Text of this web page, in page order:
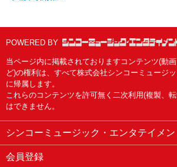
POWERED BY
当ページ内に掲載されておりますコンテンツ(動
ど)の権利は、すべて株式会社シンコーミュージ
に帰属します。
これらのコンテンツを許可無く二次利用(複製、
はできません。
シンコーミュージック・エンタテイメン
会員登録